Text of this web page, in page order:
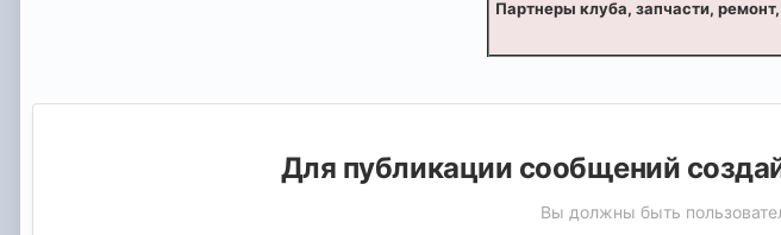
Партнеры клуба, запчасти,
Для публикации сообщений
Вы должны быть